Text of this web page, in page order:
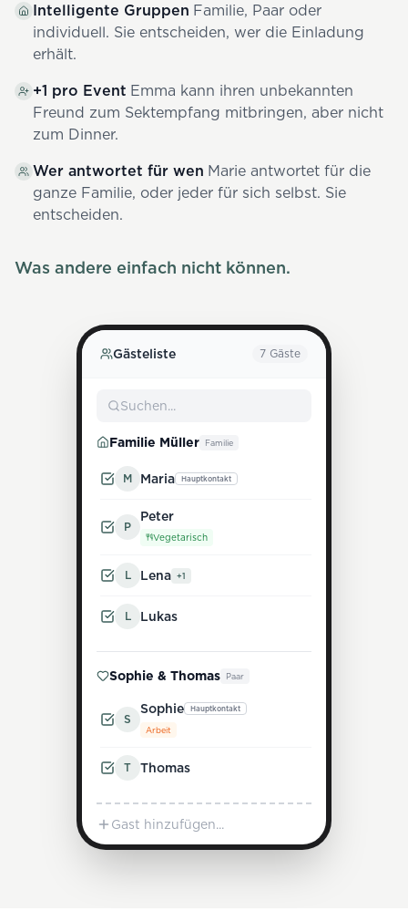
Intelligente Gruppen Familie, Paar oder
individuell. Sie entscheiden, wer die Einladung
erhält.
+1 pro Event Emma kann ihren unbekannten
Freund zum Sektempfang mitbringen, aber nicht
zum Dinner.
Wer antwortet für wen Marie antwortet für die
ganze Familie, oder jeder für sich selbst. Sie
entscheiden.
Was andere einfach nicht können.
Gästeliste 7 Gäste
Suchen...
Familie Müller Familie
M Maria Hauptkontakt
P
Peter
Vegetarisch
L Lena +1
L Lukas
Sophie & Thomas Paar
S
Sophie Hauptkontakt
Arbeit
T Thomas
Gast hinzufügen...